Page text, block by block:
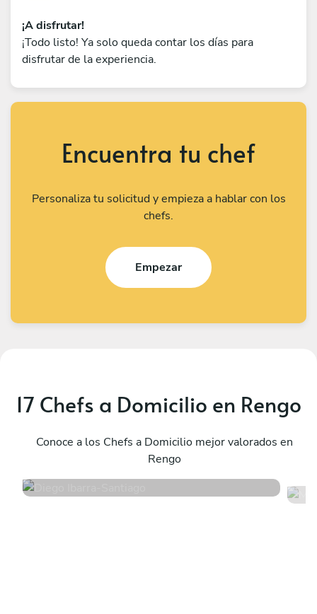
¡A disfrutar!
¡Todo listo! Ya solo queda contar los días para
disfrutar de la experiencia.
Encuentra tu chef
Personaliza tu solicitud y empieza a hablar con los
chefs.
Empezar
17 Chefs a Domicilio en Rengo
Conoce a los Chefs a Domicilio mejor valorados en
Rengo
Santiago
12 servicios